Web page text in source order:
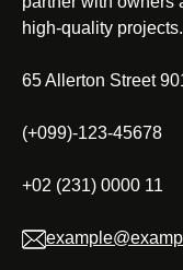
high-quality projects.
65 Allerton Street
(+099)-123-45678
+02 (231) 0000 11